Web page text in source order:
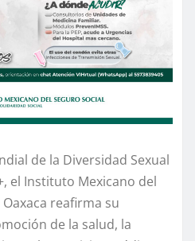
de la Diversidad Sexual
el Instituto Mexicano del
Oaxaca reafirma su
de la salud, la